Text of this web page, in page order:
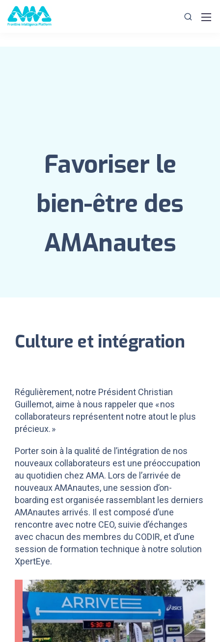
Favoriser le
bien-être des
AMAnautes
Culture et intégration
Régulièrement, notre Président Christian
Guillemot, aime à nous rappeler que « nos
collaborateurs représentent notre atout le plus
précieux. »
Porter soin à la qualité de l’intégration de nos
nouveaux collaborateurs est une préoccupation
au quotidien chez AMA. Lors de l’arrivée de
nouveaux AMAnautes, une session d’on-
boarding est organisée rassemblant les derniers
AMAnautes arrivés. Il est composé d’une
rencontre avec notre CEO, suivie d’échanges
avec chacun des membres du CODIR, et d’une
session de formation technique à notre solution
XpertEye.